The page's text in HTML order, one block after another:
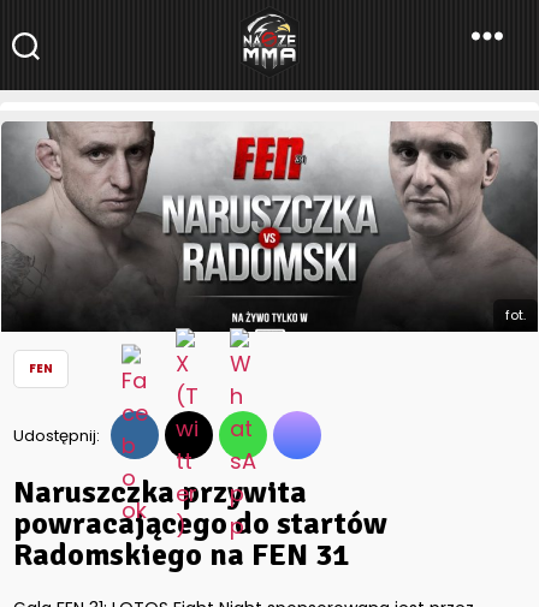
NaszeMMA
NaszeMMA.pl»Aktualności
Naruszczka
przywita powracającego do startów Radomskiego na FEN 31
fot.
FEN
Udostępnij:
Naruszczka przywita
powracającego do startów
Radomskiego na FEN 31